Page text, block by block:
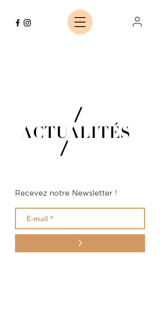
ACTUALITÉS
Recevez notre Newsletter !
>